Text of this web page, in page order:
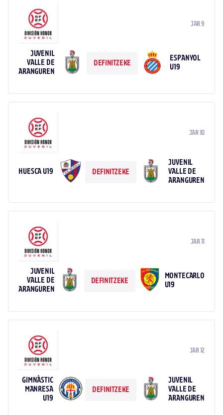
JAR 9
JUVENIL
VALLE DE
ARANGUREN
DEFINITZEKE
ESPANYOL
U19
JAR 10
HUESCA U19 DEFINITZEKE
JUVENIL
VALLE DE
ARANGUREN
JAR 11
JUVENIL
VALLE DE
ARANGUREN
DEFINITZEKE
MONTECARLO
U19
JAR 12
GIMNÀSTIC
MANRESA
U19
DEFINITZEKE
JUVENIL
VALLE DE
ARANGUREN